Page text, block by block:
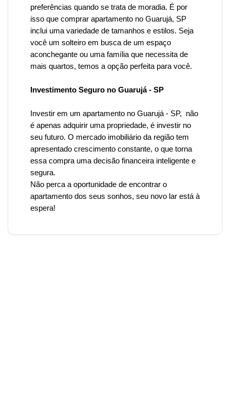
preferências quando se trata de moradia. É por
isso que comprar apartamento no Guarujá, SP
inclui uma variedade de tamanhos e estilos. Seja
você um solteiro em busca de um espaço
aconchegante ou uma família que necessita de
mais quartos, temos a opção perfeita para você.
Investimento Seguro no Guarujá - SP
Investir em um apartamento no Guarujá - SP, não
é apenas adquirir uma propriedade, é investir no
seu futuro. O mercado imobiliário da região tem
apresentado crescimento constante, o que torna
essa compra uma decisão financeira inteligente e
segura.
Não perca a oportunidade de encontrar o
apartamento dos seus sonhos, seu novo lar está à
espera!